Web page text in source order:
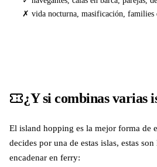
✗ vida nocturna, masificación, families
¿Y si combinas varias
El island hopping es la mejor forma de
decides por una de estas islas, estas
encadenar en ferry: